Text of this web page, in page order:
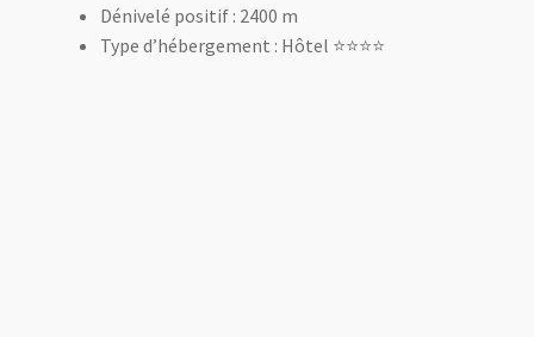
Dénivelé positif : 2400 m
Type d’hébergement : Hôtel ⭐️⭐️⭐️⭐️